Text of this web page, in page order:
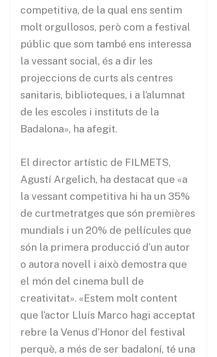
competitiva, de la qual ens sentim
molt orgullosos, però com a festival
públic que som també ens interessa
la vessant social, és a dir les
projeccions de curts als centres
sanitaris, biblioteques, i a l’alumnat
de les escoles i instituts de la
Badalona», ha afegit.
El director artístic de FILMETS,
Agustí Argelich, ha destacat que «a
la vessant competitiva hi ha un 35%
de curtmetratges que són premières
mundials i un 20% de pel·lícules que
són la primera producció d’un autor
o autora novell i això demostra que
el món del cinema bull de
creativitat». «Estem molt content
que l’actor Lluís Marco hagi acceptat
rebre la Venus d’Honor del festival
perquè, a més de ser badaloní, té una